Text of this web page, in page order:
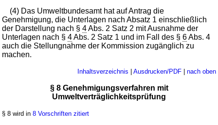
(4) Das Umweltbundesamt hat auf Antrag die
Genehmigung, die Unterlagen nach Absatz 1 einschließlich
der Darstellung nach §4Abs. 2 Satz 2 mit Ausnahme der
Unterlagen nach §4Abs. 2 Satz 1 und im Fall des §6Abs. 4
auch die Stellungnahme der Kommission zugänglich zu
machen.
Inhaltsverzeichnis | Ausdrucken/PDF| nach oben
§ 8 Genehmigungsverfahren mit
Umweltverträglichkeitsprüfung
§ 8 wird in8 Vorschriften zitiert